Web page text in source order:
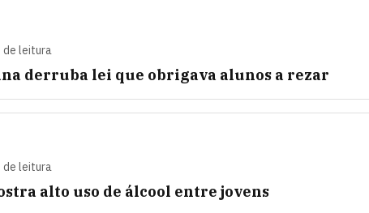
de leitura
derruba lei que obrigava alunos a rezar
de leitura
alto uso de álcool entre jovens